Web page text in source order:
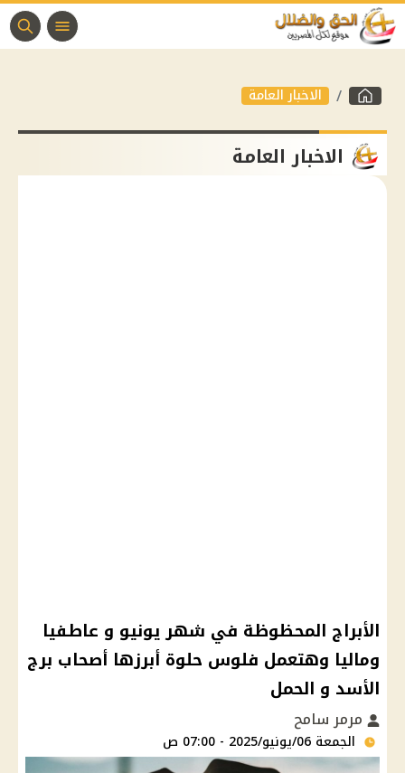
الاخبار العامة
الاخبار العامة
الأبراج المحظوظة في شهر يونيو و عاطفيا
وماليا وهتعمل فلوس حلوة أبرزها أصحاب برج
الأسد و الحمل
مرمر سامح
الجمعة 06/يونيو/2025 - 07:00 ص